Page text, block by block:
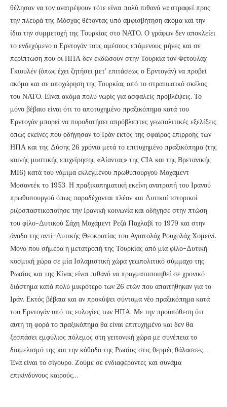
θέλησαν να τον ανατρέψουν τότε είναι πολύ πιθανό να στραφεί προς
την πλευρά της Μόσχας θέτοντας υπό αμφισβήτηση ακόμα και την
ίδια την συμμετοχή της Τουρκίας στο ΝΑΤΟ. Ο γράφων δεν αποκλείει
το ενδεχόμενο ο Ερντογάν τους αμέσους επόμενους μήνες και σε
περίπτωση που οι ΗΠΑ δεν εκδώσουν στην Τουρκία τον Φετουλάχ
Γκιουλέν (όπως έχει ζητήσει μετ’ επιτάσεως ο Ερντογάν) να προβεί
ακόμα και σε αποχώρηση της Τουρκίας από το στρατιωτικό σκέλος
του ΝΑΤΟ. Είναι ακόμα πολύ νωρίς για ασφαλείς προβλέψεις. Το
μόνο βέβαιο είναι ότι το αποτυχημένο πραξικόπημα κατά του
Ερντογάν μπορεί να πυροδοτήσει απρόβλεπτες γεωπολιτικές εξελίξεις
όπως εκείνες που οδήγησαν το Ιράν εκτός της σφαίρας επιρροής των
ΗΠΑ και της Δύσης 26 χρόνια μετά το επιτυχημένο πραξικόπημα (της
κοινής μυστικής επιχείρησης «Αίαντας» της CIA και της Βρετανικής
MI6) κατά του νόμιμα εκλεγμένου πρωθυπουργού Μοχάμεντ
Μοσαντέκ το 1953. Η πραξικοπηματική εκείνη ανατροπή του Ιρανού
πρωθυπουργού όπως παραδέχονται πλέον και Δυτικοί ιστορικοί
ριζοσπαστικοποίησε την Ιρανική κοινωνία και οδήγησε στην πτώση
του φίλο-Δυτικού Σάχη Μοχάμεντ Ρεζά Παχλαβί το 1979 και στην
άνοδο της αντί-Δυτικής Θεοκρατίας του Αγιατολάχ Ρουχολάχ Χομεϊνί.
Μόνο που σήμερα η μετατροπή της Τουρκίας από μία φίλο-Δυτική
κοσμική χώρα σε μία Ισλαμιστική χώρα γεωπολιτικό σύμμαχο της
Ρωσίας και της Κίνας είναι πιθανό να πραγματοποιηθεί σε χρονικό
διάστημα κατά πολύ μικρότερο των 26 ετών που απαιτήθηκαν για το
Ιράν. Εκτός βέβαια και αν προκύψει σύντομα νέο πραξικόπημα κατά
του Ερντογάν υπό τις ευλογίες των ΗΠΑ. Με την προϋπόθεση ότι
αυτή τη φορά το πραξικόπημα θα είναι επιτυχημένο και δεν θα
ξεσπάσει εμφύλιος πόλεμος στη γειτονική χώρα με συνέπεια το
διαμελισμό της και την κάθοδο της Ρωσίας στις θερμές θάλασσες…
Ένα είναι το σίγουρο. Ζούμε σε ενδιαφέροντες και συνάμα
επικίνδυνους καιρούς…